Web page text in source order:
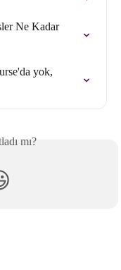
Ne Kadar
yok,
mı?